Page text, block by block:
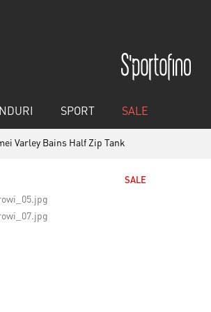
SPORT SALE
Varley Bains Half Zip Tank
SALE